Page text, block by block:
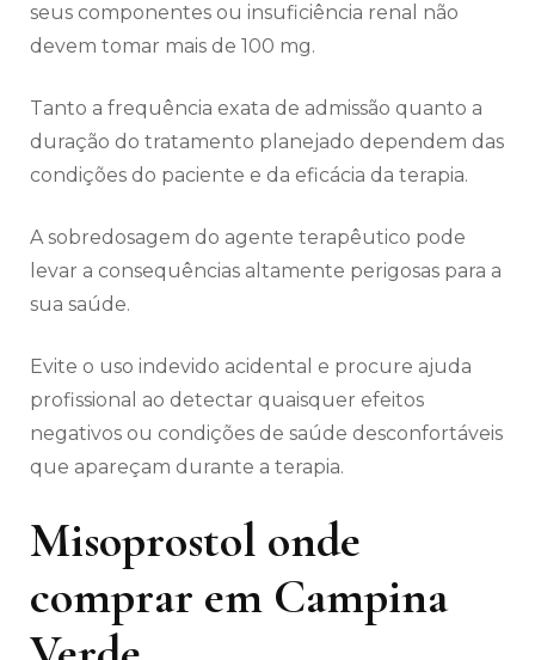
seus componentes ou insuficiência renal não
devem tomar mais de 100 mg.
Tanto a frequência exata de admissão quanto a
duração do tratamento planejado dependem das
condições do paciente e da eficácia da terapia.
A sobredosagem do agente terapêutico pode
levar a consequências altamente perigosas para a
sua saúde.
Evite o uso indevido acidental e procure ajuda
profissional ao detectar quaisquer efeitos
negativos ou condições de saúde desconfortáveis
​​que apareçam durante a terapia.
Misoprostol onde
comprar em Campina